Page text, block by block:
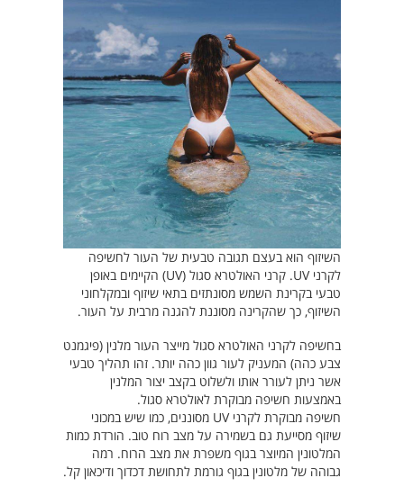
השיזוף הוא בעצם תגובה טבעית של העור לחשיפה
לקרני UV. קרני האולטרא סגול (UV) הקיימים באופן
טבעי בקרינת השמש מסונתזים בתאי שיזוף ובמקלחוני
השיזוף, כך שהקרינה מסוננת להגנה מרבית על העור.
בחשיפה לקרני האולטרא סגול מייצר העור מלנין (פיגמנט
צבע כהה) המעניק לעור גוון כהה יותר. זהו תהליך טבעי
אשר ניתן לעורר אותו ולשלוט בקצב יצור המלנין
באמצעות חשיפה מבוקרת לאולטרא סגול.
חשיפה מבוקרת לקרני UV מסוננים, כמו שיש במכוני
שיזוף מסייעת גם בשמירה על מצב רוח טוב. הורדת כמות
המלטונין המיוצר בגוף משפרת את מצב הרוח. רמה
גבוהה של מלטונין בגוף גורמת לתחושת דכדוך ודיכאון קל.